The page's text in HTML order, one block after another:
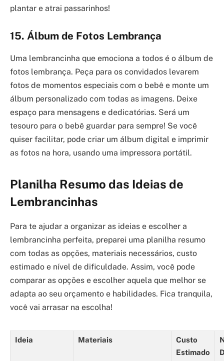
plantar e atrai passarinhos!
15. Álbum de Fotos Lembrança
Uma lembrancinha que emociona a todos é o álbum de
fotos lembrança. Peça para os convidados levarem
fotos de momentos especiais com o bebê e monte um
álbum personalizado com todas as imagens. Deixe
espaço para mensagens e dedicatórias. Será um
tesouro para o bebê guardar para sempre! Se você
quiser facilitar, pode criar um álbum digital e imprimir
as fotos na hora, usando uma impressora portátil.
Planilha Resumo das Ideias de
Lembrancinhas
Para te ajudar a organizar as ideias e escolher a
lembrancinha perfeita, preparei uma planilha resumo
com todas as opções, materiais necessários, custo
estimado e nível de dificuldade. Assim, você pode
comparar as opções e escolher aquela que melhor se
adapta ao seu orçamento e habilidades. Fica tranquila,
você vai arrasar na escolha!
Ideia Materiais
Custo
Estimado